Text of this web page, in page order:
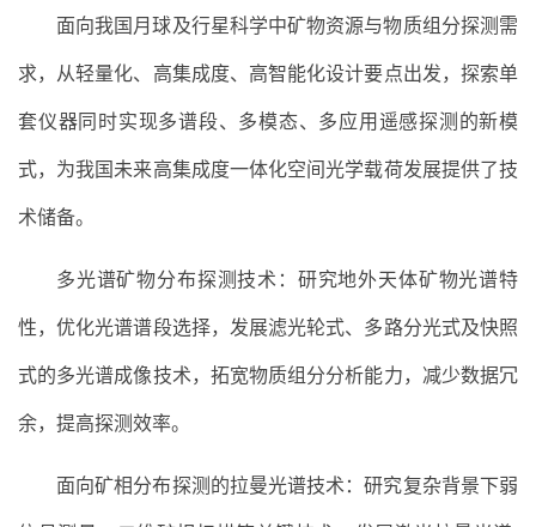
面向我国月球及行星科学中矿物资源与物质组分探测需
求，从轻量化、高集成度、高智能化设计要点出发，探索单
套仪器同时实现多谱段、多模态、多应用遥感探测的新模
式，为我国未来高集成度一体化空间光学载荷发展提供了技
术储备。
多光谱矿物分布探测技术：研究地外天体矿物光谱特
性，优化光谱谱段选择，发展滤光轮式、多路分光式及快照
式的多光谱成像技术，拓宽物质组分分析能力，减少数据冗
余，提高探测效率。
面向矿相分布探测的拉曼光谱技术：研究复杂背景下弱